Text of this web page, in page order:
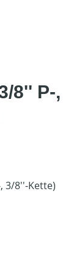
8'' P-,